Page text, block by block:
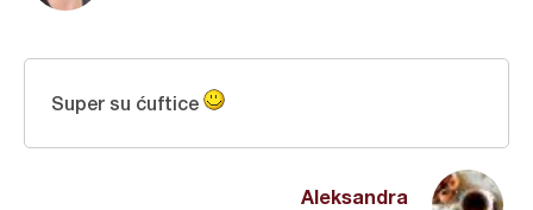
Aleksandra
Super su ćuftice